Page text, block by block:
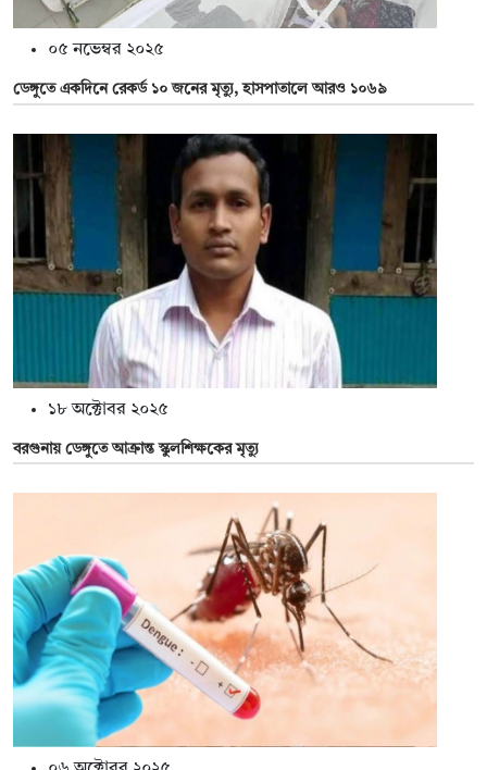
০৫ নভেম্বর ২০২৫
ডেঙ্গুতে একদিনে রেকর্ড ১০ জনের মৃত্যু, হাসপাতালে আরও ১০৬৯
১৮ অক্টোবর ২০২৫
বরগুনায় ডেঙ্গুতে আক্রান্ত স্কুলশিক্ষকের মৃত্যু